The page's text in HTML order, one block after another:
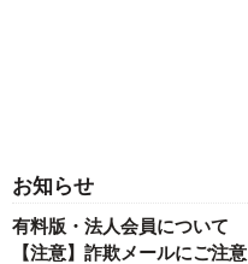
お知らせ
有料版・法人会員について
【注意】詐欺メールにご注意